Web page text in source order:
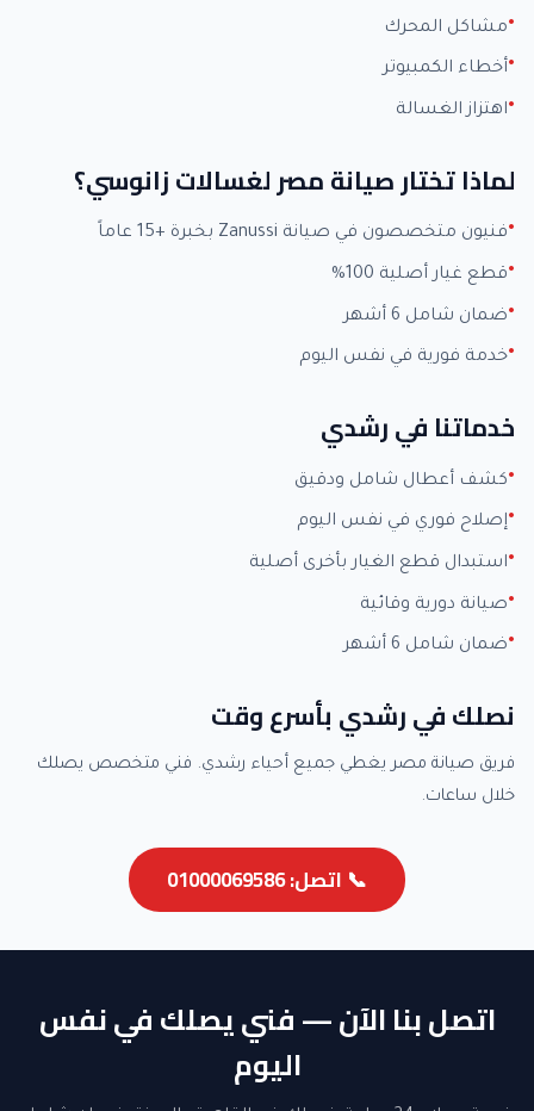
مشاكل المحرك
أخطاء الكمبيوتر
اهتزاز الغسالة
لماذا تختار صيانة مصر لغسالات زانوسي؟
فنيون متخصصون في صيانة Zanussi بخبرة +15 عاماً
قطع غيار أصلية 100%
ضمان شامل 6 أشهر
خدمة فورية في نفس اليوم
خدماتنا في رشدي
كشف أعطال شامل ودقيق
إصلاح فوري في نفس اليوم
استبدال قطع الغيار بأخرى أصلية
صيانة دورية وقائية
ضمان شامل 6 أشهر
نصلك في رشدي بأسرع وقت
فريق صيانة مصر يغطي جميع أحياء رشدي. فني متخصص يصلك
خلال ساعات.
📞 اتصل: 01000069586
اتصل بنا الآن — فني يصلك في نفس
اليوم